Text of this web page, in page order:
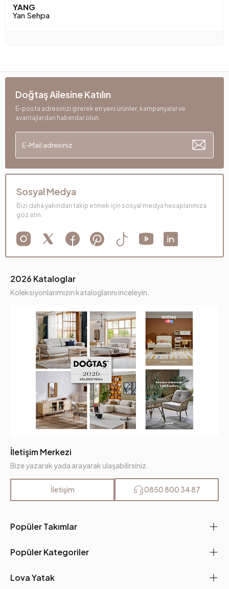
YANG
Yan Sehpa
Popüler Takımlar
Popüler Kategoriler
Lova Yatak
2026 Kataloglar
Koleksiyonlarımızın kataloglarını inceleyin.
İletişim Merkezi
Bize yazarak yada arayarak ulaşabilirsiniz.
İletişim 0850 800 34 87
Doğtaş Ailesine Katılın
E-posta adresinizi girerek en yeni ürünler, kampanyalar ve
avantajlardan haberdar olun.
Sosyal Medya
Bizi daha yakından takip etmek için sosyal medya hesaplarımıza
göz atın.